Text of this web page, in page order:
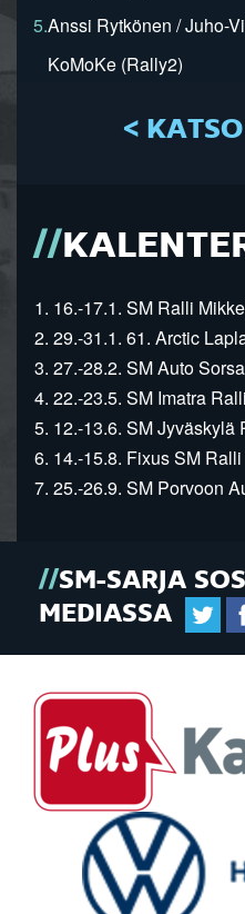
5.Anssi Rytkönen / Juho-
KoMoKe (Rally2)
<
1. 16.-17.1. SM Ralli
2. 29.-31.1. 61. Arctic
3. 27.-28.2. SM Auto
4. 22.-23.5. SM Imatra
5. 12.-13.6. SM Jyväskylä
6. 14.-15.8. Fixus SM
7. 25.-26.9. SM Porvoon
SM-SARJA
MEDIASSA